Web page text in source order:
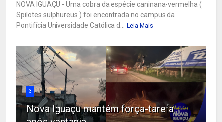
NOVA IGUAÇU - Uma cobra da espécie caninana-vermelha (
Spilotes sulphureus ) foi encontrada no campus da
Pontifícia Universidade Católica d...
Leia Mais
3
Nova Iguaçu mantém força-tarefa